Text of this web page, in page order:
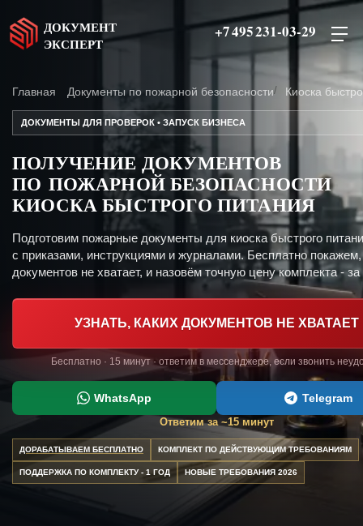
ДОКУМЕНТ
ЭКСПЕРТ
+7 495 231-03-29
Главная Документы по пожарной безопасности Киоска
ДОКУМЕНТЫ ДЛЯ ПРОВЕРОК • ЗАПУСК БИЗНЕСА
ПОЛУЧЕНИЕ ДОКУМЕНТОВ
ПО ПОЖАРНОЙ БЕЗОПАСНОСТИ
КИОСКА БЫСТРОГО ПИТАНИЯ
Подготовим пожарные документы для киоска быстрого
с приказами, инструкциями и журналами. Бесплатно покажем,
документов не хватает, и назовём точную цену комплекта - за
УЗНАТЬ, КАКИХ ДОКУМЕНТОВ НЕ ХВАТАЕТ
Бесплатно · 15 минут · ответим в мессенджере, если звонить
WhatsApp Telegram
Ответим за ~15 минут
ДОРАБАТЫВАЕМ БЕСПЛАТНО КОМПЛЕКТ ПО ДЕЙСТВУЮЩИМ ТРЕБОВАНИЯМ
ПОДДЕРЖКА ПО КОМПЛЕКТУ - 1 ГОД НОВЫЕ ТРЕБОВАНИЯ 2026